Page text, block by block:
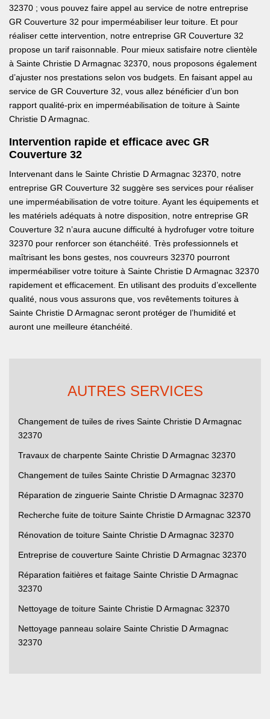
32370 ; vous pouvez faire appel au service de notre entreprise
GR Couverture 32 pour imperméabiliser leur toiture. Et pour
réaliser cette intervention, notre entreprise GR Couverture 32
propose un tarif raisonnable. Pour mieux satisfaire notre clientèle
à Sainte Christie D Armagnac 32370, nous proposons également
d’ajuster nos prestations selon vos budgets. En faisant appel au
service de GR Couverture 32, vous allez bénéficier d’un bon
rapport qualité-prix en imperméabilisation de toiture à Sainte
Christie D Armagnac.
Intervention rapide et efficace avec GR
Couverture 32
Intervenant dans le Sainte Christie D Armagnac 32370, notre
entreprise GR Couverture 32 suggère ses services pour réaliser
une imperméabilisation de votre toiture. Ayant les équipements et
les matériels adéquats à notre disposition, notre entreprise GR
Couverture 32 n’aura aucune difficulté à hydrofuger votre toiture
32370 pour renforcer son étanchéité. Très professionnels et
maîtrisant les bons gestes, nos couvreurs 32370 pourront
imperméabiliser votre toiture à Sainte Christie D Armagnac 32370
rapidement et efficacement. En utilisant des produits d’excellente
qualité, nous vous assurons que, vos revêtements toitures à
Sainte Christie D Armagnac seront protéger de l’humidité et
auront une meilleure étanchéité.
AUTRES SERVICES
Changement de tuiles de rives Sainte Christie D Armagnac
32370
Travaux de charpente Sainte Christie D Armagnac 32370
Changement de tuiles Sainte Christie D Armagnac 32370
Réparation de zinguerie Sainte Christie D Armagnac 32370
Recherche fuite de toiture Sainte Christie D Armagnac 32370
Rénovation de toiture Sainte Christie D Armagnac 32370
Entreprise de couverture Sainte Christie D Armagnac 32370
Réparation faitières et faitage Sainte Christie D Armagnac
32370
Nettoyage de toiture Sainte Christie D Armagnac 32370
Nettoyage panneau solaire Sainte Christie D Armagnac
32370